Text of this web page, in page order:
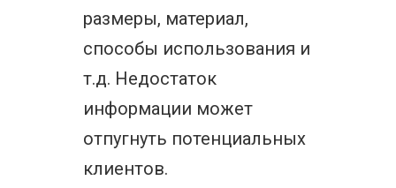
размеры, материал,
способы использования и
т.д. Недостаток
информации может
отпугнуть потенциальных
клиентов.